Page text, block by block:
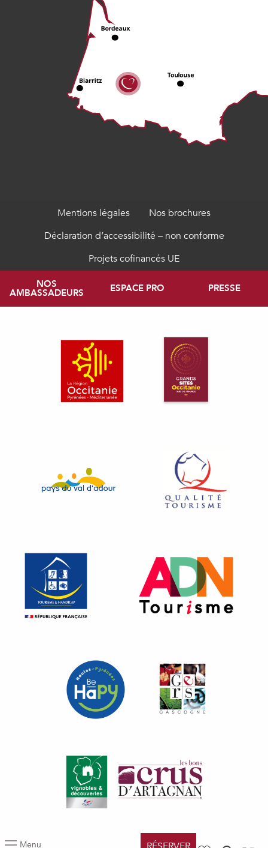
Menu
Mentions légales
Nos brochures
Déclaration d’accessibilité – non conforme
Projets cofinancés UE
NOS
AMBASSADEURS ESPACE PRO PRESSE